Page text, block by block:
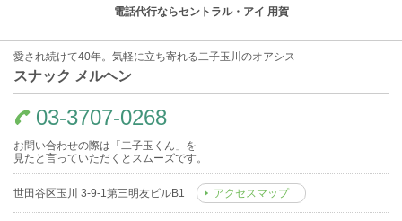
電話代行ならセントラル・アイ 用賀
愛され続けて40年。気軽に立ち寄れる二子玉川のオアシス
スナック メルヘン
03-3707-0268
お問い合わせの際は「二子玉くん」を
見たと言っていただくとスムーズです。
世田谷区玉川 3-9-1第三明友ビルB1 アクセスマップ